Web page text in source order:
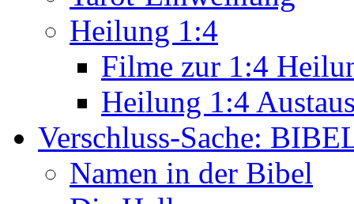
Heilung 1:4
Filme zur 1:4
Heilung 1:4
Verschluss-Sache:
Namen in der Bibel